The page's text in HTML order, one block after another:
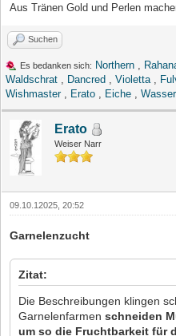
Aus Tränen Gold und Perlen
Suchen
Es bedanken sich: Northern ,
Waldschrat , Dancred , Violetta,
Wishmaster, Erato , Eiche ,
Erato
Weiser Narr
09.10.12025, 20:52
Garnelenzucht
Zitat:
Die Beschreibungen klingen
Garnelenfarmen schneiden
um so die Fruchtbarkeit für